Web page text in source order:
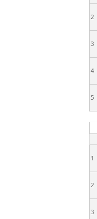
2
3
4
5
1
2
3